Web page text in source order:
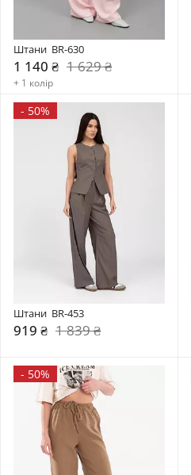
Штани  BR-630
1 140 ₴ 1 629 ₴
+ 1 колір
- 50%
Штани  BR-453
919 ₴ 1 839 ₴
- 50%